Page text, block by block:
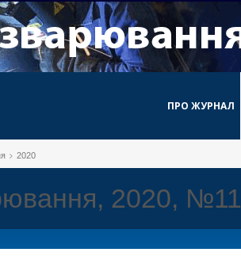
ПРО ЖУРНАЛ
2020
2020, №11